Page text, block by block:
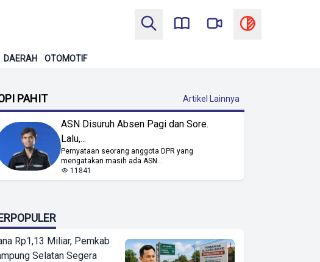
DAERAH OTOMOTIF
PAHIT Artikel Lainnya
ASN Disuruh Absen Pagi dan Sore.
Lalu,...
Pernyataan seorang anggota DPR yang
mengatakan masih ada ASN...
11841
Rp1,13 Miliar, Pemkab
Selatan Segera